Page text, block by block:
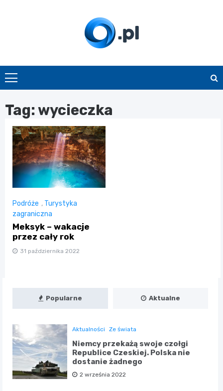
O.pl
Tag: wycieczka
Podróże , Turystyka
zagraniczna
Meksyk – wakacje
przez cały rok
31 października 2022
Popularne Aktualne
Aktualności Ze świata
Niemcy przekażą swoje czołgi
Republice Czeskiej. Polska nie
dostanie żadnego
2 września 2022